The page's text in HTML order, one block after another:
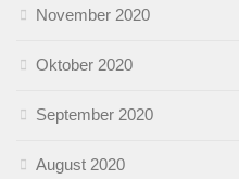
November 2020
Oktober 2020
September 2020
August 2020